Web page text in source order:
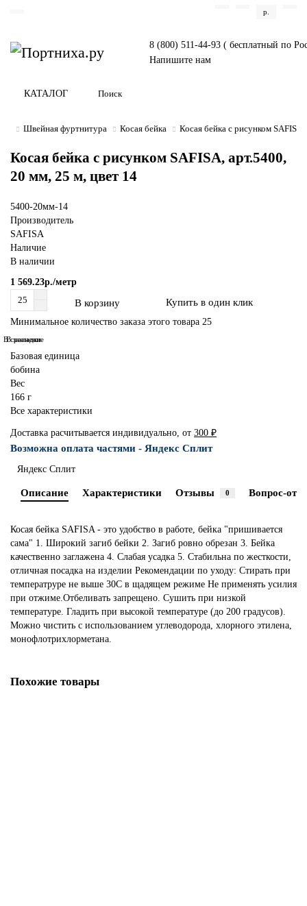
р.
8 (800) 511-44-93 ( бесплатный по
Напишите нам
КАТАЛОГ
Швейная фуртнитура Косая бейка Косая бейка с рисунком
Косая бейка с рисунком SAFISA, арт.5400,
20 мм, 25 м, цвет 14
5400-20мм-14
Производитель
SAFISA
Наличие
В наличии
1 569.23р./метр
В корзину Купить в один клик
Минимальное количество заказа этого товара 25
В закладки
В сравнение
Базовая единица
бобина
Вес
166 г
Все характеристики
Доставка расчитывается индивидуально, от 300 ₽
Возможна оплата частями - Яндекс Сплит
Яндекс Сплит
Описание Характеристики Отзывы 0 Вопрос-
Косая бейка SAFISA - это удобство в работе, бейка "пришивается
сама" 1. Широкий загиб бейки 2. Загиб ровно обрезан 3. Бейка
качественно заглажена 4. Слабая усадка 5. Стабильна по жесткости,
отличная посадка на изделии Рекомендации по уходу: Стирать при
температруре не выше 30С в щадящем режиме Не применять усилия
при отжиме.Отбеливать запрещено. Сушить при низкой
температуре. Гладить при высокой температуре (до 200 градусов).
Можно чистить с использованием углеводорода, хлорного этилена,
монофлотрихлорметана.
Похожие товары